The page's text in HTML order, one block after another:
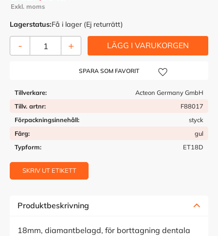
Lagerstatus Få i lager (Ej returrätt)
+
-
Lägg till i önskelista
Tillverkare
Acteon Germany GmbH
Tillv. artnr
F88017
Förpackningsinnehåll
styck
Färg
gul
Typform
ET18D
SKRIV UT ETIKETT
Produktbeskrivning
18mm, diamantbelagd, för borttagning dentala